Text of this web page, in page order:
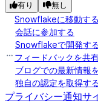
有り 無し
Snowflakeに移動する
会話に参加する
Snowflakeで開発す
フィードバックを共
ブログでの最新情報
独自の認定を取得す
プライバシー通知サ